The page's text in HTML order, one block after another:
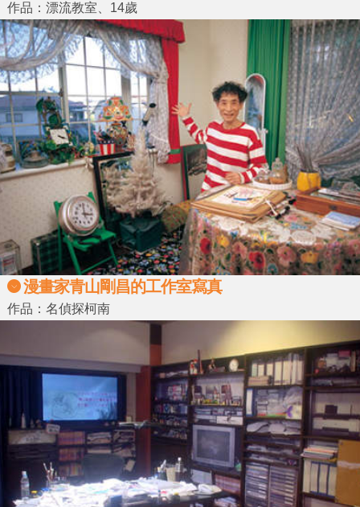
作品：漂流教室、14歲
漫畫家青山剛昌的工作室寫真
作品：名偵探柯南